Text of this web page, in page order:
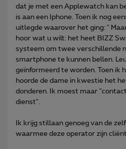
dat je met een Applewatch kan
is aan een Iphone. Toen ik nog
uitlegde waarover het ging: "
hoor wat u wilt: het heet BIZZ
systeem om twee verschillende
smartphone te kunnen bellen.
geïnformeerd te worden. Toen ik
hoorde de dame in kwestie het
donderen. Ik moest maar
dienst".
Ik krijg stillaan genoeg van de
waarmee deze operator zijn